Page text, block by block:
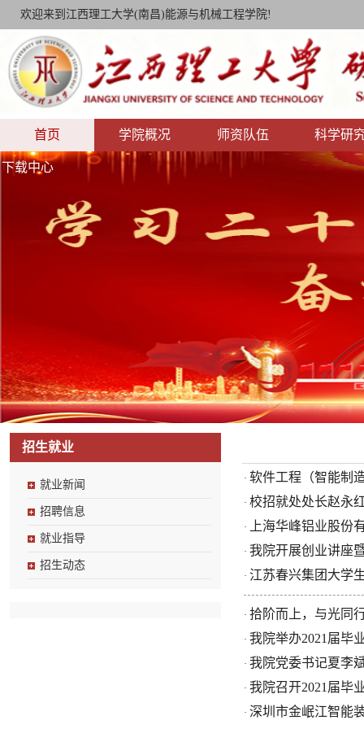
欢迎来到江西理工大学(南昌)能源与机械工程学院!
首页 学院概况 师资队伍 科学研
下载中心
招生就业
就业新闻
招聘信息
就业指导
招生动态
· 软件工程（智能制
· 校招就处处长赵永
· 上海华峰铝业股份
· 我院开展创业讲座
· 江苏春兴集团大学
· 拾阶而上，与光同
· 我院举办2021届毕
· 我院党委书记夏李
· 我院召开2021届毕
· 深圳市金岷江智能